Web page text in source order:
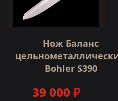
Нож Баланс
Bohler S390
39 000 ₽